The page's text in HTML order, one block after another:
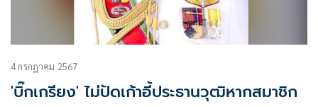
4 กรกฎาคม 2567
'บิ๊กเกรียง' ไม่ปัดเก้าอี้ประธานวุฒิหากสมาชิก